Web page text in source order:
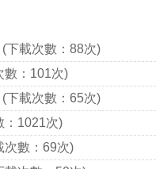
(下載次數：88次)
數：101次)
(下載次數：65次)
1021次)
次數：69次)